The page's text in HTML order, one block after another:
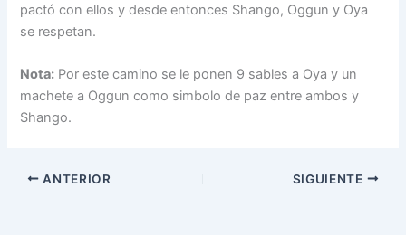
pactó con ellos y desde entonces Shango, Oggun y Oya
se respetan.
Nota: Por este camino se le ponen 9 sables a Oya y un
machete a Oggun como simbolo de paz entre ambos y
Shango.
ANTERIOR SIGUIENTE